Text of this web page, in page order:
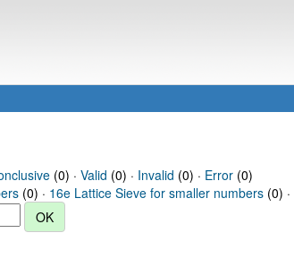
(0) · Valid (0) · Invalid (0) · Error(0)
(0) · 16e Lattice Sieve for smaller numbers (0) ·